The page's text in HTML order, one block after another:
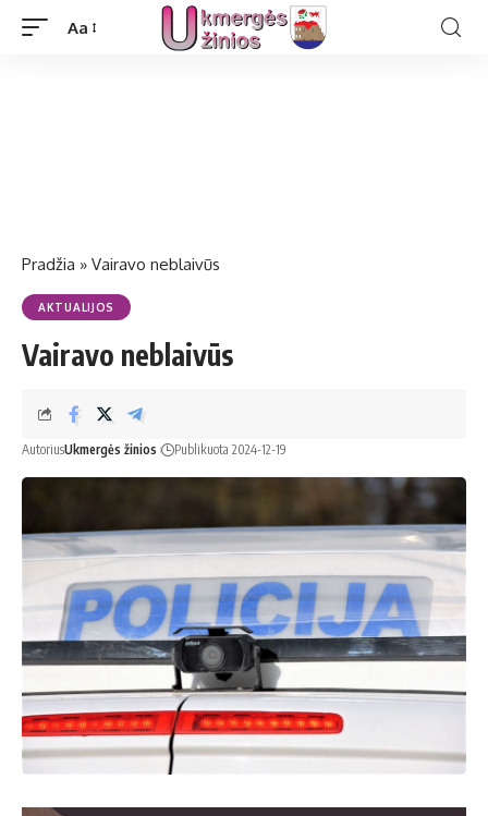
Aa
Pradžia » Vairavo neblaivūs
AKTUALIJOS
Vairavo neblaivūs
AutoriusUkmergės žinios Publikuota 2024-12-19